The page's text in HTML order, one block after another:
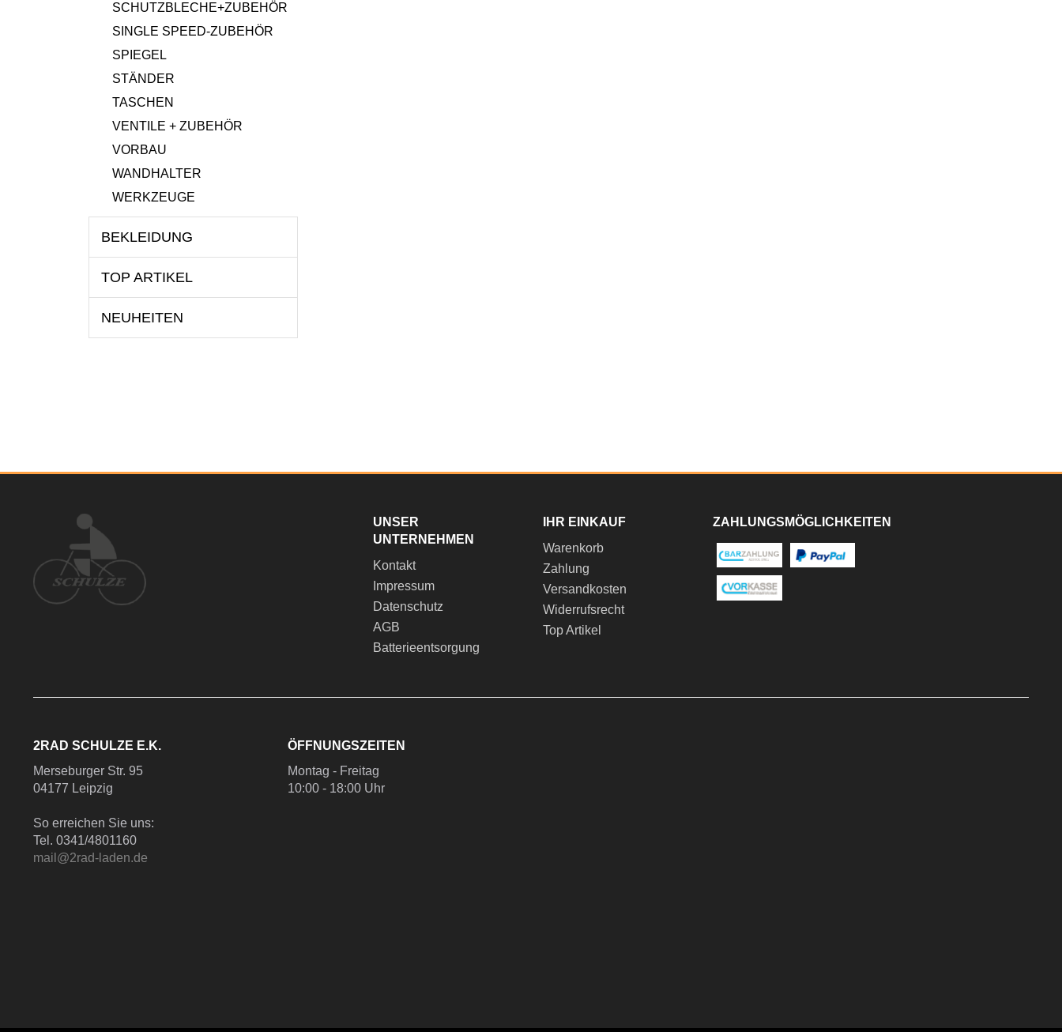
SCHUTZBLECHE+ZUBEHÖR
SINGLE SPEED-ZUBEHÖR
SPIEGEL
STÄNDER
TASCHEN
VENTILE + ZUBEHÖR
VORBAU
WANDHALTER
WERKZEUGE
BEKLEIDUNG
TOP ARTIKEL
NEUHEITEN
UNSER
UNTERNEHMEN
Kontakt
Impressum
Datenschutz
AGB
Batterieentsorgung
IHR EINKAUF
Warenkorb
Zahlung
Versandkosten
Widerrufsrecht
Top Artikel
ZAHLUNGSMÖGLICHKEITEN
2RAD SCHULZE E.K.
Merseburger Str. 95
04177 Leipzig
So erreichen Sie uns:
Tel. 0341/4801160
mail@2rad-laden.de
ÖFFNUNGSZEITEN
Montag - Freitag
10:00 - 18:00 Uhr